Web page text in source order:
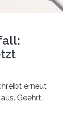
erneut
Geehrt